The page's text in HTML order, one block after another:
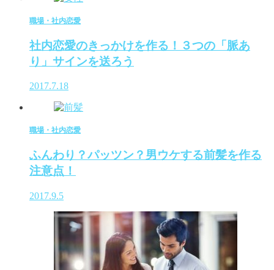
職場・社内恋愛
社内恋愛のきっかけを作る！３つの「脈あ
り」サインを送ろう
2017.7.18
職場・社内恋愛
ふんわり？パッツン？男ウケする前髪を作る
注意点！
2017.9.5